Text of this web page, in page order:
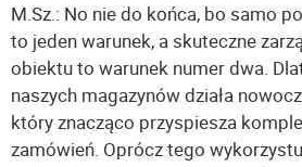
M.Sz.: No nie do końca, bo samo
to jeden warunek, a skuteczne
obiektu to warunek numer dwa.
naszych magazynów działa
który znacząco przyspiesza
zamówień. Oprócz tego